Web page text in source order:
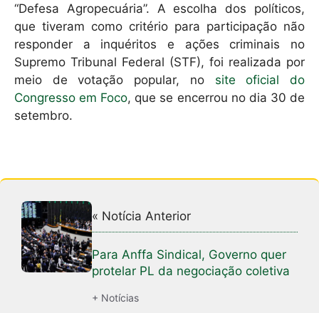
“Defesa Agropecuária”. A escolha dos políticos,
que tiveram como critério para participação não
responder a inquéritos e ações criminais no
Supremo Tribunal Federal (STF), foi realizada por
meio de votação popular, no site oficial do
Congresso em Foco, que se encerrou no dia 30 de
setembro.
« Notícia Anterior
Para Anffa Sindical, Governo quer
protelar PL da negociação coletiva
+ Notícias